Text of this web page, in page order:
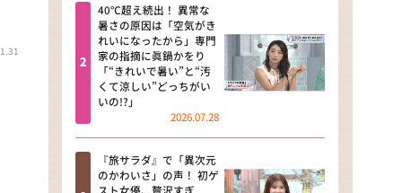
news おかえり
河合＆A.B.C-Z塚田×福井アナ
「なんでやねん！？」（news お
かえり）
DAIGOも台所 ～きょうの献立 何
にする？～
本日はダイアンなり！シーズン２
40℃超え続出！ 異常な
暑さの原因は「空気がき
れいになったから」専門
家の指摘に眞鍋かをり
「“きれいで暑い”と“汚
くて涼しい”どっちがい
いの!?」
2026.07.28
『旅サラダ』で「異次元
のかわいさ」の声！ 初ゲ
スト女優、贅沢すぎ